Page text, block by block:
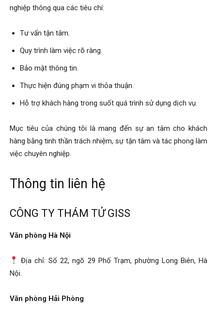
nghiệp thông qua các tiêu chí:
Tư vấn tận tâm.
Quy trình làm việc rõ ràng.
Bảo mật thông tin.
Thực hiện đúng phạm vi thỏa thuận.
Hỗ trợ khách hàng trong suốt quá trình sử dụng dịch vụ.
Mục tiêu của chúng tôi là mang đến sự an tâm cho khách
hàng bằng tinh thần trách nhiệm, sự tận tâm và tác phong làm
việc chuyên nghiệp.
Thông tin liên hệ
CÔNG TY THÁM TỬ GISS
Văn phòng Hà Nội
Địa chỉ: Số 22, ngõ 29 Phố Trạm, phường Long Biên, Hà
Nội.
Văn phòng Hải Phòng